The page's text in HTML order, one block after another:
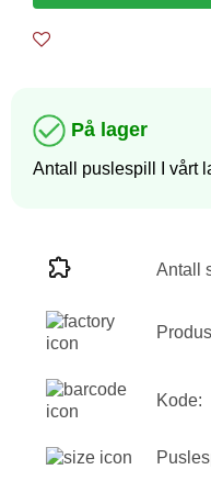
På lager
Antall puslespill I vårt
Antall
Kode: